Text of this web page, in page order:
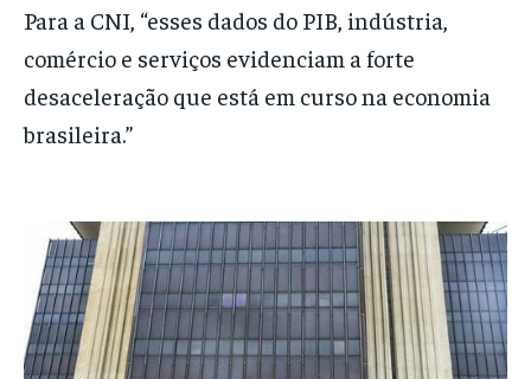
Para a CNI, “esses dados do PIB, indústria,
comércio e serviços evidenciam a forte
desaceleração que está em curso na economia
brasileira.”